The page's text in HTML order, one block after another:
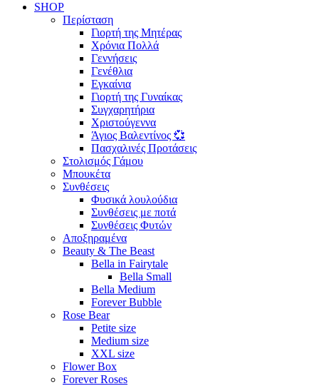
SHOP
Περίσταση
Γιορτή της Μητέρας
Χρόνια Πολλά
Γεννήσεις
Γενέθλια
Εγκαίνια
Γιορτή της Γυναίκας
Συγχαρητήρια
Χριστούγεννα
Άγιος Βαλεντίνος 💞
Πασχαλινές Προτάσεις
Στολισμός Γάμου
Μπουκέτα
Συνθέσεις
Φυσικά λουλούδια
Συνθέσεις με ποτά
Συνθέσεις Φυτών
Αποξηραμένα
Beauty & The Beast
Bella in Fairytale
Bella Small
Bella Medium
Forever Bubble
Rose Bear
Petite size
Medium size
XXL size
Flower Box
Forever Roses